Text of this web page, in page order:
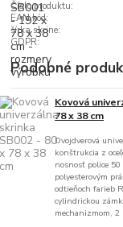
Číslo produktu:
EAN kód:
šírka skrine:
GDPR:
Podobné
Kovová
78 x 38 cm
Dvojdverová
konštrukcia z
nosnosť police
polyesterovým
odtieňoch farieb
cylindrickou
mechanizmom, 2